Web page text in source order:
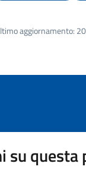
aggiornamento:
su questa